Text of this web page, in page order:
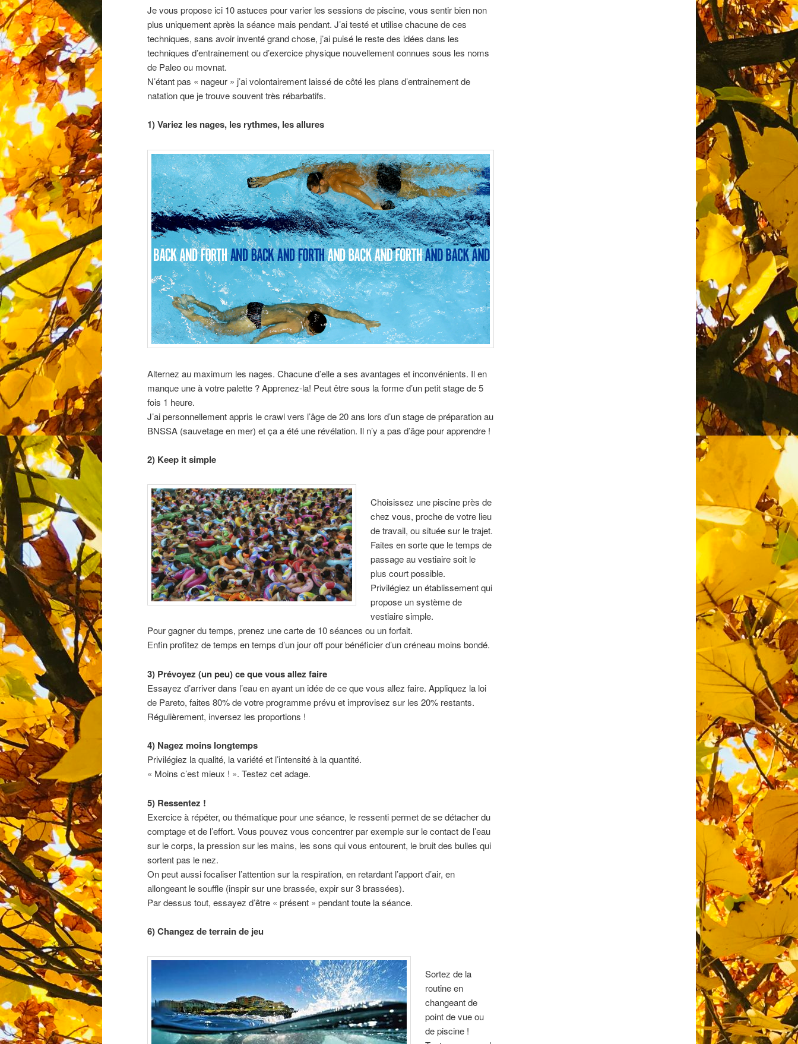
Je vous propose ici 10 astuces pour varier les sessions de piscine, vous sentir bien non
plus uniquement après la séance mais pendant. J’ai testé et utilise chacune de ces
techniques, sans avoir inventé grand chose, j’ai puisé le reste des idées dans les
techniques d’entrainement ou d’exercice physique nouvellement connues sous les noms
de Paleo ou movnat.
N’étant pas « nageur » j’ai volontairement laissé de côté les plans d’entrainement de
natation que je trouve souvent très rébarbatifs.
1) Variez les nages, les rythmes, les allures
Alternez au maximum les nages. Chacune d’elle a ses avantages et inconvénients. Il en
manque une à votre palette ? Apprenez-la! Peut être sous la forme d’un petit stage de 5
fois 1 heure.
J’ai personnellement appris le crawl vers l’âge de 20 ans lors d’un stage de préparation au
BNSSA (sauvetage en mer) et ça a été une révélation. Il n’y a pas d’âge pour apprendre !
2) Keep it simple
Choisissez une piscine près de
chez vous, proche de votre lieu
de travail, ou située sur le trajet.
Faites en sorte que le temps de
passage au vestiaire soit le
plus court possible.
Privilégiez un établissement qui
propose un système de
vestiaire simple.
Pour gagner du temps, prenez une carte de 10 séances ou un forfait.
Enfin profitez de temps en temps d’un jour off pour bénéficier d’un créneau moins bondé.
3) Prévoyez (un peu) ce que vous allez faire
Essayez d’arriver dans l’eau en ayant un idée de ce que vous allez faire. Appliquez la loi
de Pareto, faites 80% de votre programme prévu et improvisez sur les 20% restants.
Régulièrement, inversez les proportions !
4) Nagez moins longtemps
Privilégiez la qualité, la variété et l’intensité à la quantité.
« Moins c’est mieux ! ». Testez cet adage.
5) Ressentez !
Exercice à répéter, ou thématique pour une séance, le ressenti permet de se détacher du
comptage et de l’effort. Vous pouvez vous concentrer par exemple sur le contact de l’eau
sur le corps, la pression sur les mains, les sons qui vous entourent, le bruit des bulles qui
sortent pas le nez.
On peut aussi focaliser l’attention sur la respiration, en retardant l’apport d’air, en
allongeant le souffle (inspir sur une brassée, expir sur 3 brassées).
Par dessus tout, essayez d’être « présent » pendant toute la séance.
6) Changez de terrain de jeu
Sortez de la
routine en
changeant de
point de vue ou
de piscine !